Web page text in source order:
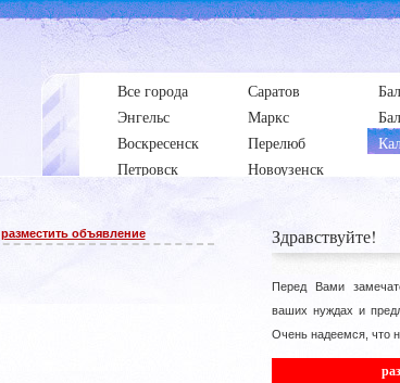
Все города Саратов
Энгельс
Маркс
Воскресенск
Перелюб
Петровск
Новоузенск
разместить объявление Здравствуйте!
Перед Вами
ваших нуждах и
Очень надеемся, что